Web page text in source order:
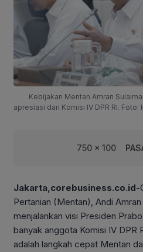
Kebijakan Mentan Amran
apresiasi dari Komisi IV DPR RI.
750 x 100
Jakarta,corebusiness.co.id-
Pertanian (Mentan), Andi Amran
menjalankan visi Presiden
banyak anggota Komisi IV DPR
adalah langkah cepat Mentan